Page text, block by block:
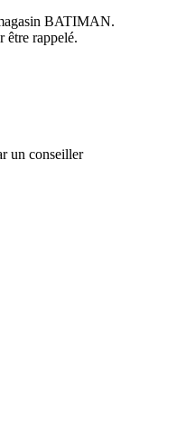
BATIMAN.
être rappelé.
un conseiller